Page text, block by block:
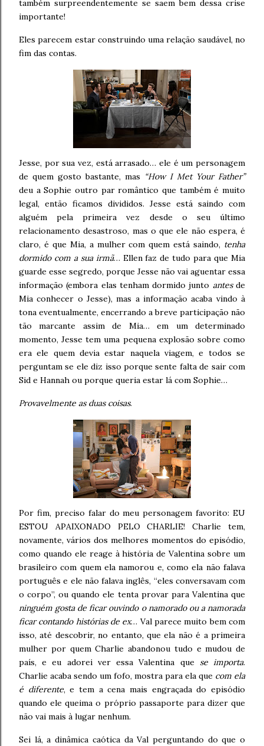
também surpreendentemente se saem bem dessa crise
importante!
Eles parecem estar construindo uma relação saudável, no
fim das contas.
Jesse, por sua vez, está arrasado… ele é um personagem
de quem gosto bastante, mas “How I Met Your Father”
deu a Sophie outro par romântico que também é muito
legal, então ficamos divididos. Jesse está saindo com
alguém pela primeira vez desde o seu último
relacionamento desastroso, mas o que ele não espera, é
claro, é que Mia, a mulher com quem está saindo, tenha
dormido com a sua irmã… Ellen faz de tudo para que Mia
guarde esse segredo, porque Jesse não vai aguentar essa
informação (embora elas tenham dormido junto antesde
Mia conhecer o Jesse), mas a informação acaba vindo à
tona eventualmente, encerrando a breve participação não
tão marcante assim de Mia… em um determinado
momento, Jesse tem uma pequena explosão sobre como
era ele quem devia estar naquela viagem, e todos se
perguntam se ele diz isso porque sente falta de sair com
Sid e Hannah ou porque queria estar lá com Sophie…
Provavelmente as duas coisas.
Por fim, preciso falar do meu personagem favorito: EU
ESTOU APAIXONADO PELO CHARLIE! Charlie tem,
novamente, vários dos melhores momentos do episódio,
como quando ele reage à história de Valentina sobre um
brasileiro com quem ela namorou e, como ela não falava
português e ele não falava inglês, “eles conversavam com
o corpo”, ou quando ele tenta provar para Valentina que
ninguém gosta de ficar ouvindo o namorado ou a namorada
ficar contando histórias de ex… Val parece muito bem com
isso, até descobrir, no entanto, que ela não é a primeira
mulher por quem Charlie abandonou tudo e mudou de
país, e eu adorei ver essa Valentina que se importa.
Charlie acaba sendo um fofo, mostra para ela que com ela
é diferente, e tem a cena mais engraçada do episódio
quando ele queima o próprio passaporte para dizer que
não vai mais à lugar nenhum.
Sei lá, a dinâmica caótica da Val perguntando do que o